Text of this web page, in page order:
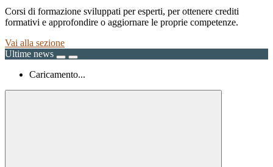
Corsi di formazione sviluppati per esperti, per ottenere crediti
formativi e approfondire o aggiornare le proprie competenze.
Vai alla sezione
Ultime news
Caricamento...